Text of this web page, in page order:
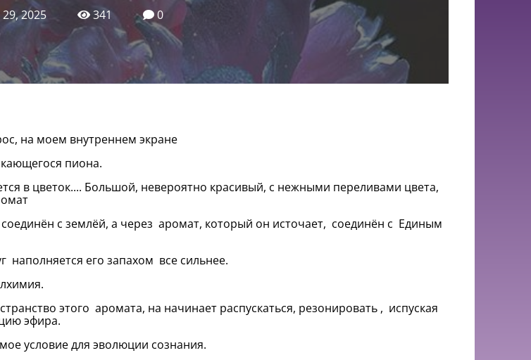
29, 2025 341 0
на моем внутреннем экране
пиона.
в цветок.... Большой, невероятно красивый, с нежными переливами цвета,
с землёй, а через аромат, который он источает, соединён с Единым
наполняется его запахом все сильнее.
этого аромата, на начинает распускаться, резонировать , испуская
эфира.
условие для эволюции сознания.